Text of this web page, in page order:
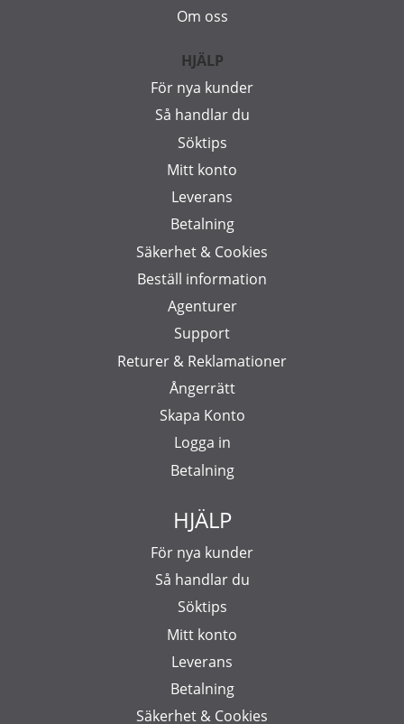
Om oss
HJÄLP
För nya kunder
Så handlar du
Söktips
Mitt konto
Leverans
Betalning
Säkerhet & Cookies
Beställ information
Agenturer
Support
Returer & Reklamationer
Ångerrätt
Skapa Konto
Logga in
Betalning
HJÄLP
För nya kunder
Så handlar du
Söktips
Mitt konto
Leverans
Betalning
Säkerhet & Cookies